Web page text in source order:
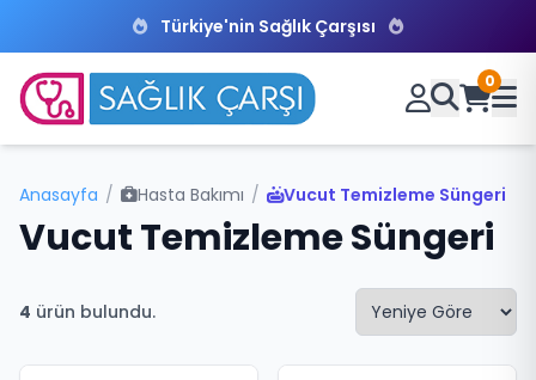
Türkiye'nin Sağlık Çarşısı
0
Anasayfa / Hasta Bakımı / Vucut Temizleme Süngeri
Vucut Temizleme Süngeri
4 ürün bulundu.